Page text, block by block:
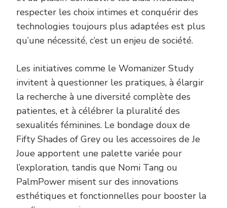
respecter les choix intimes et conquérir des
technologies toujours plus adaptées est plus
qu’une nécessité, c’est un enjeu de société.
Les initiatives comme le Womanizer Study
invitent à questionner les pratiques, à élargir
la recherche à une diversité complète des
patientes, et à célébrer la pluralité des
sexualités féminines. Le bondage doux de
Fifty Shades of Grey ou les accessoires de Je
Joue apportent une palette variée pour
l’exploration, tandis que Nomi Tang ou
PalmPower misent sur des innovations
esthétiques et fonctionnelles pour booster la